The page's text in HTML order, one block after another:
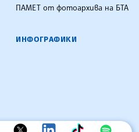
ПАМЕТ от фотоархива на БТА
ИНФОГРАФИКИ